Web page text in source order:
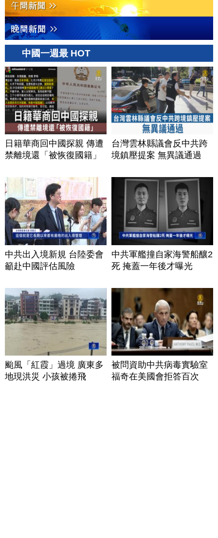
中國一週最 HOT
日籍華商回中國探親 傳遭
禁離境還「被恢復國籍」
台灣雲林縣議會反中共跨
境鎮壓提案 無異議通過
中共出入境新規 台陸委會
籲赴中國評估風險
中共軍艦撞自家海警船釀2
死 掩蓋一年後才曝光
颱風「紅霞」過境 廣東多
地現洪災 小孩被捲飛
被問資助中共病毒實驗室
福奇在美國會拒答百次